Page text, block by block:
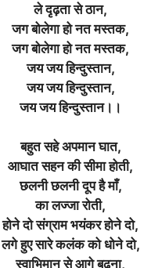
ले दृढ़ता से ठान,
जग बोलेगा हो नत मस्तक,
जग बोलेगा हो नत मस्तक,
जय जय हिन्दुस्तान,
जय जय हिन्दुस्तान,
जय जय हिन्दुस्तान।।
बहुत सहे अपमान घात,
आघात सहन की सीमा होती,
छलनी छलनी दूप है माँ,
का लज्जा रोती,
होने दो संग्राम भयंकर होने दो,
लगे हुए सारे कलंक को धोने दो,
स्वाभिमान से आगे बढना,